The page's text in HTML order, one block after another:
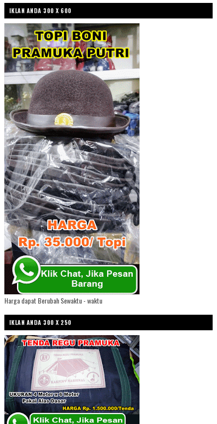
IKLAN ANDA 300 X 600
Harga dapat Berubah Sewaktu - waktu
IKLAN ANDA 300 X 250